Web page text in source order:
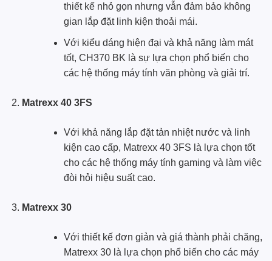
thiết kế nhỏ gọn nhưng vẫn đảm bảo không
gian lắp đặt linh kiện thoải mái.
Với kiểu dáng hiện đại và khả năng làm mát
tốt, CH370 BK là sự lựa chọn phổ biến cho
các hệ thống máy tính văn phòng và giải trí.
Matrexx 40 3FS
Với khả năng lắp đặt tản nhiệt nước và linh
kiện cao cấp, Matrexx 40 3FS là lựa chọn tốt
cho các hệ thống máy tính gaming và làm việc
đòi hỏi hiệu suất cao.
Matrexx 30
Với thiết kế đơn giản và giá thành phải chăng,
Matrexx 30 là lựa chọn phổ biến cho các máy